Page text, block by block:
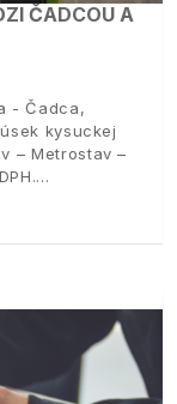
ČADCOU A
- Čadca,
kysuckej
– Metrostav –